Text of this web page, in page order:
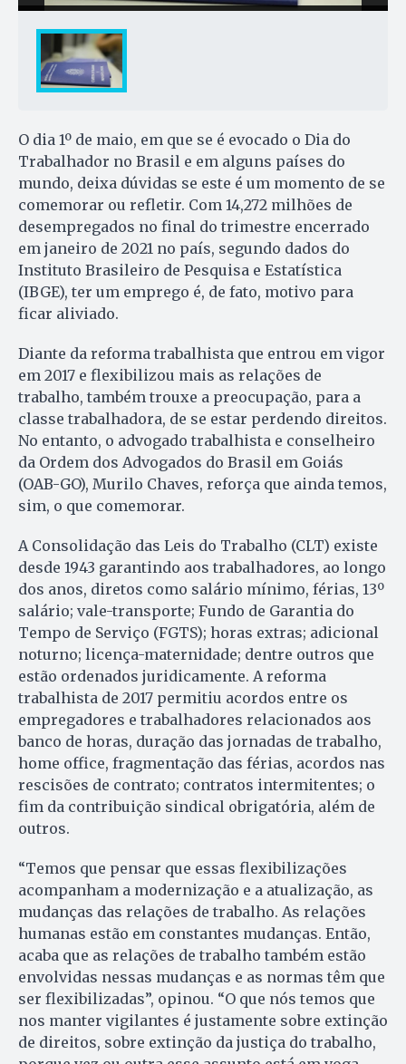
O dia 1º de maio, em que se é evocado o Dia do
Trabalhador no Brasil e em alguns países do
mundo, deixa dúvidas se este é um momento de se
comemorar ou refletir. Com 14,272 milhões de
desempregados no final do trimestre encerrado
em janeiro de 2021 no país, segundo dados do
Instituto Brasileiro de Pesquisa e Estatística
(IBGE), ter um emprego é, de fato, motivo para
ficar aliviado.
Diante da reforma trabalhista que entrou em vigor
em 2017 e flexibilizou mais as relações de
trabalho, também trouxe a preocupação, para a
classe trabalhadora, de se estar perdendo direitos.
No entanto, o advogado trabalhista e conselheiro
da Ordem dos Advogados do Brasil em Goiás
(OAB-GO), Murilo Chaves, reforça que ainda temos,
sim, o que comemorar.
A Consolidação das Leis do Trabalho (CLT) existe
desde 1943 garantindo aos trabalhadores, ao longo
dos anos, diretos como salário mínimo, férias, 13º
salário; vale-transporte; Fundo de Garantia do
Tempo de Serviço (FGTS); horas extras; adicional
noturno; licença-maternidade; dentre outros que
estão ordenados juridicamente. A reforma
trabalhista de 2017 permitiu acordos entre os
empregadores e trabalhadores relacionados aos
banco de horas, duração das jornadas de trabalho,
home office, fragmentação das férias, acordos nas
rescisões de contrato; contratos intermitentes; o
fim da contribuição sindical obrigatória, além de
outros.
“Temos que pensar que essas flexibilizações
acompanham a modernização e a atualização, as
mudanças das relações de trabalho. As relações
humanas estão em constantes mudanças. Então,
acaba que as relações de trabalho também estão
envolvidas nessas mudanças e as normas têm que
ser flexibilizadas”, opinou. “O que nós temos que
nos manter vigilantes é justamente sobre extinção
de direitos, sobre extinção da justiça do trabalho,